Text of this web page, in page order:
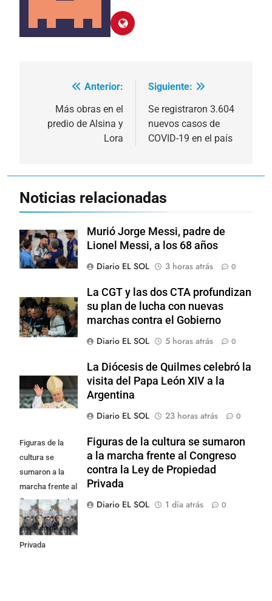
Navegación
entradas
Anterior:
Más obras en el
predio de Alsina y
Lora
Siguiente:
Se registraron 3.604
nuevos casos de
COVID-19 en el país
Noticias relacionadas
Murió Jorge Messi, padre de
Lionel Messi, a los 68 años
Diario EL SOL
3 horas atrás 0
La CGT y las dos CTA profundizan
su plan de lucha con nuevas
marchas contra el Gobierno
Diario EL SOL
5 horas atrás 0
La Diócesis de Quilmes celebró la
visita del Papa León XIV a la
Argentina
Diario EL SOL
23 horas atrás 0
Figuras de la
cultura se
sumaron a la
marcha frente al
Congreso contra
la Ley de
Propiedad
Privada
Figuras de la cultura se sumaron
a la marcha frente al Congreso
contra la Ley de Propiedad
Privada
Diario EL SOL
1 día atrás 0